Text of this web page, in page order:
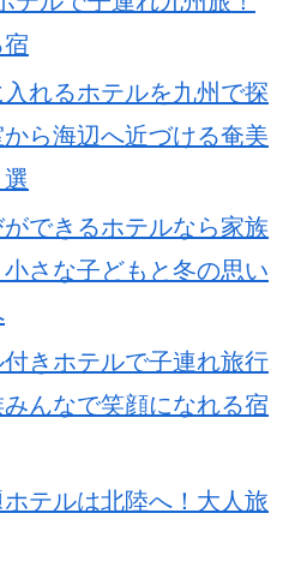
れるホテルを九州で探
ら海辺へ近づける奄美
できるホテルなら家族
さな子どもと冬の思い
きホテルで子連れ旅行
んなで笑顔になれる宿
テルは北陸へ！大人旅